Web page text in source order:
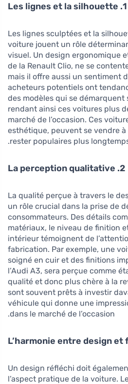
1. Les lignes et la silhouette
Les lignes sculptées et la
voiture jouent un rôle
visuel. Un design ergonomique
de la Renault Clio, ne se
mais il offre aussi un sentiment
acheteurs potentiels ont
des modèles qui se démarquent
rendant ainsi ces voitures plus
marché de l’occasion. Ces
esthétique, peuvent se vendre
rester populaires plus
2. La perception qualitative
La qualité perçue à travers le
un rôle crucial dans la prise de
consommateurs. Des détails
matériaux, le niveau de finition
intérieur témoignent de
fabrication. Par exemple, une
soigné en cuir et des finitions
l’Audi A3, sera perçue comme
qualité et donc plus chère à la
sont souvent prêts à investir
véhicule qui donne une
dans le marché de l’occasion.
Un design réfléchi doit
l’aspect pratique de la voiture.